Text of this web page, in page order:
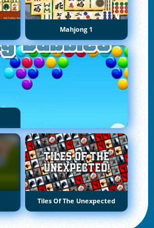
Mahjong 1
Tiles Of The Unexpected